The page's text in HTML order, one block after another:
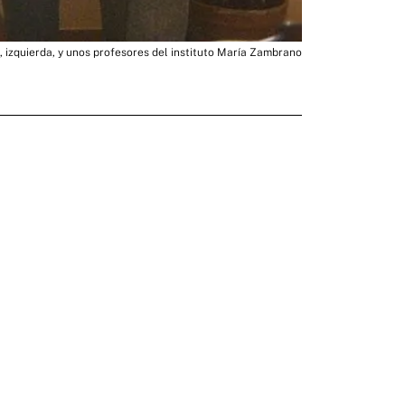
izquierda, y unos profesores del instituto María Zambrano